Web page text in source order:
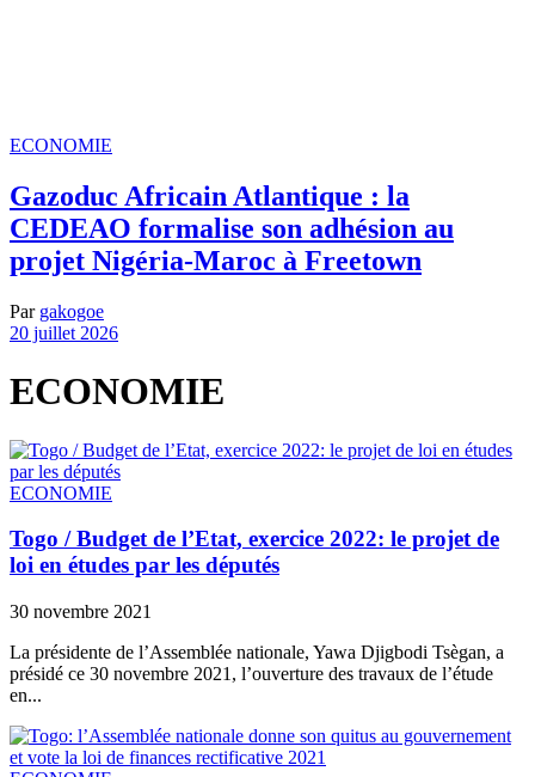
ECONOMIE
Gazoduc Africain Atlantique : la
CEDEAO formalise son adhésion au
projet Nigéria-Maroc à Freetown
Par gakogoe
20 juillet 2026
ECONOMIE
ECONOMIE
Togo / Budget de l’Etat, exercice 2022: le projet de
loi en études par les députés
30 novembre 2021
La présidente de l’Assemblée nationale, Yawa Djigbodi Tsègan, a
présidé ce 30 novembre 2021, l’ouverture des travaux de l’étude
en...